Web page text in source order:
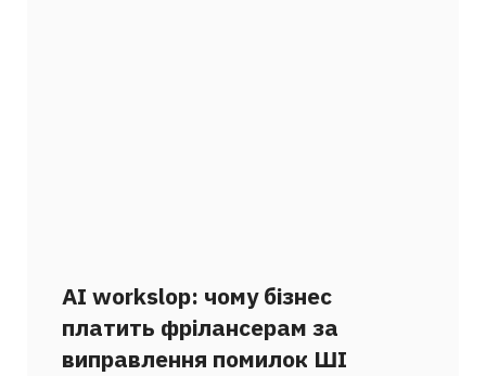
AI workslop: чому бізнес
платить фрілансерам за
виправлення помилок ШІ